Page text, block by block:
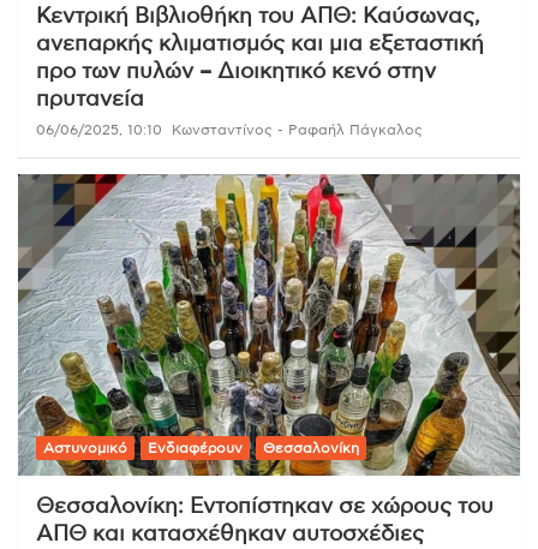
Κεντρική Βιβλιοθήκη του ΑΠΘ: Καύσωνας,
ανεπαρκής κλιματισμός και μια εξεταστική
προ των πυλών – Διοικητικό κενό στην
πρυτανεία
06/06/2025, 10:10 Κωνσταντίνος - Ραφαήλ Πάγκαλος
Αστυνομικό Ενδιαφέρουν Θεσσαλονίκη
Θεσσαλονίκη: Εντοπίστηκαν σε χώρους του
ΑΠΘ και κατασχέθηκαν αυτοσχέδιες